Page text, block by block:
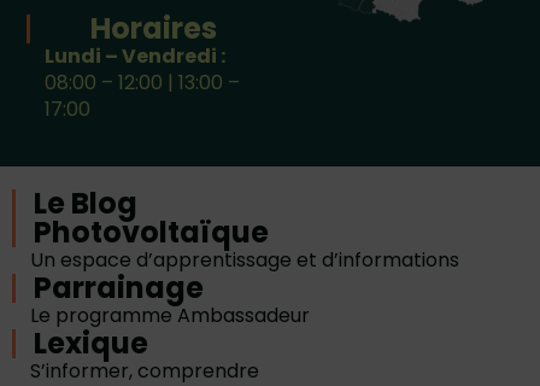
Horaires
Lundi – Vendredi :
08:00 – 12:00 | 13:00 –
17:00
Le Blog
Photovoltaïque
Un espace d’apprentissage et d’informations
Parrainage
Le programme Ambassadeur
Lexique
S’informer, comprendre